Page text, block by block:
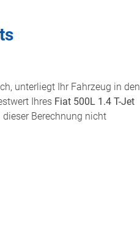
unterliegt Ihr Fahrzeug in den
Ihres Fiat 500L 1.4 T-Jet
Berechnung nicht